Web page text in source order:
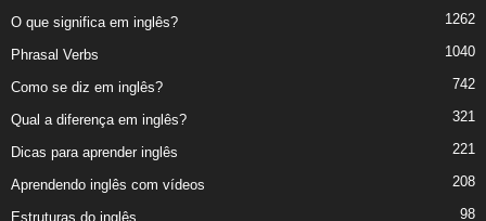
O que significa em inglês? 1262
Phrasal Verbs 1040
Como se diz em inglês? 742
Qual a diferença em inglês? 321
Dicas para aprender inglês 221
Aprendendo inglês com vídeos 208
Estruturas do inglês 98